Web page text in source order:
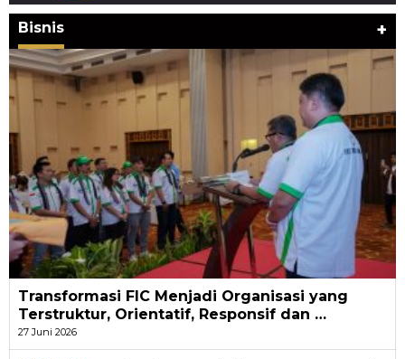
Bisnis +
Transformasi FIC Menjadi Organisasi yang
Terstruktur, Orientatif, Responsif dan …
27 Juni 2026